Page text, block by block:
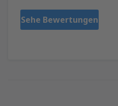
Sehe Bewertungen